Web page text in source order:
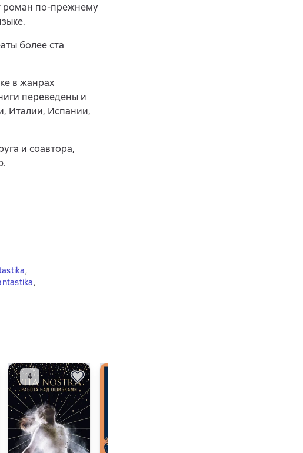
роман по-прежнему
более ста
в жанрах
переведены и
Италии, Испании,
и соавтора,
,
,